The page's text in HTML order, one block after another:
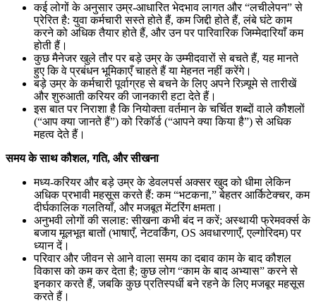
कई लोगों के अनुसार उम्र-आधारित भेदभाव लागत और “लचीलेपन” से
प्रेरित है: युवा कर्मचारी सस्ते होते हैं, कम जिद्दी होते हैं, लंबे घंटे काम
करने को अधिक तैयार होते हैं, और उन पर पारिवारिक जिम्मेदारियाँ कम
होती हैं।
कुछ मैनेजर खुले तौर पर बड़े उम्र के उम्मीदवारों से बचते हैं, यह मानते
हुए कि वे प्रबंधन भूमिकाएँ चाहते हैं या मेहनत नहीं करेंगे।
बड़े उम्र के कर्मचारी पूर्वाग्रह से बचने के लिए अपने रिज़्यूमे से तारीखें
और शुरुआती करियर की जानकारी हटा देते हैं।
इस बात पर निराशा है कि नियोक्ता वर्तमान के चर्चित शब्दों वाले कौशलों
(“आप क्या जानते हैं”) को रिकॉर्ड (“आपने क्या किया है”) से अधिक
महत्व देते हैं।
समय के साथ कौशल, गति, और सीखना
मध्य-करियर और बड़े उम्र के डेवलपर्स अक्सर खुद को धीमा लेकिन
अधिक प्रभावी महसूस करते हैं: कम “भटकना,” बेहतर आर्किटेक्चर, कम
दीर्घकालिक गलतियाँ, और मजबूत मेंटरिंग क्षमता।
अनुभवी लोगों की सलाह: सीखना कभी बंद न करें; अस्थायी फ्रेमवर्क्स के
बजाय मूलभूत बातों (भाषाएँ, नेटवर्किंग, OS अवधारणाएँ, एल्गोरिदम) पर
ध्यान दें।
परिवार और जीवन से आने वाला समय का दबाव काम के बाद कौशल
विकास को कम कर देता है; कुछ लोग “काम के बाद अभ्यास” करने से
इनकार करते हैं, जबकि कुछ प्रतिस्पर्धी बने रहने के लिए मजबूर महसूस
करते हैं।